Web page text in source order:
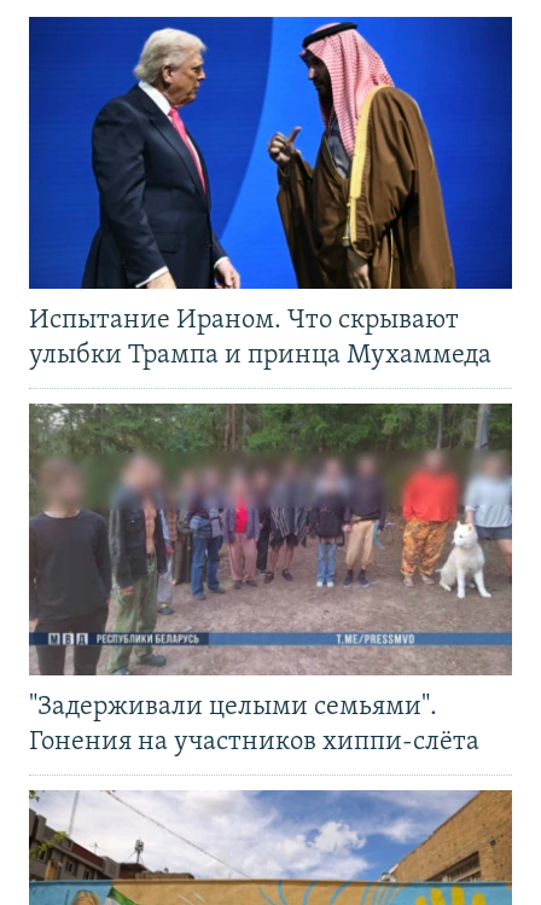
Испытание Ираном. Что скрывают
улыбки Трампа и принца Мухаммеда
"Задерживали целыми семьями".
Гонения на участников хиппи-слёта